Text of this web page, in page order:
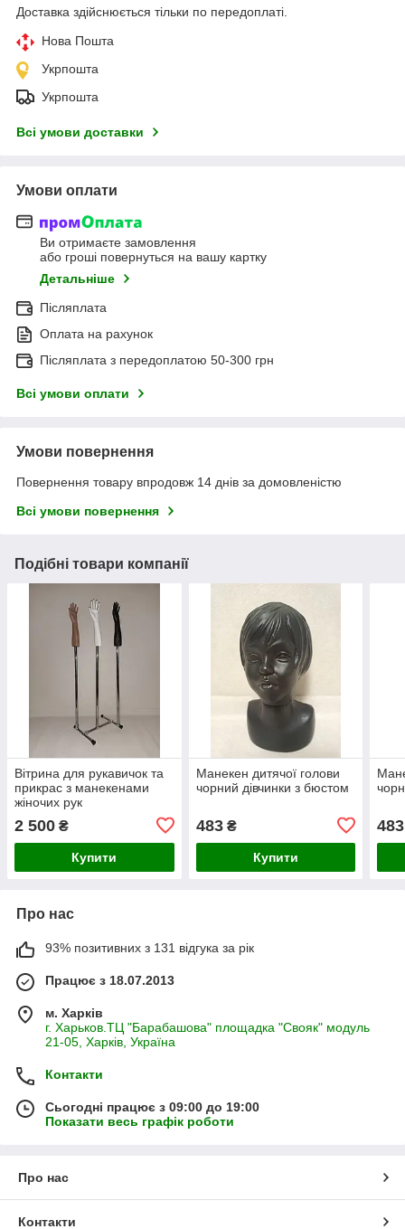
Доставка здійснюється тільки по передоплаті.
Нова Пошта
Укрпошта
Укрпошта
Всі умови доставки
Умови оплати
Ви отримаєте замовлення
або гроші повернуться на вашу картку
Детальніше
Післяплата
Оплата на рахунок
Післяплата з передоплатою 50-300 грн
Всі умови оплати
Умови повернення
Повернення товару впродовж 14 днів за домовленістю
Всі умови повернення
Подібні товари компанії
Вітрина для рукавичок та
прикрас з манекенами
жіночих рук
2 500 ₴
Купити
Манекен дитячої голови
чорний дівчинки з бюстом
483₴
Купити
483
Про нас
93% позитивних з 131 відгука за рік
Працює з 18.07.2013
м. Харків
г. Харьков.ТЦ "Барабашова" площадка "Свояк" модуль
21-05, Харків, Україна
Контакти
Сьогодні працює з 09:00 до 19:00
Показати весь графік роботи
Про нас
Контакти